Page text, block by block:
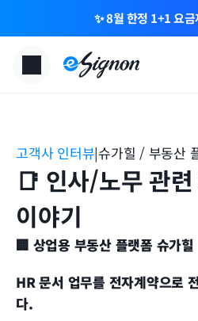
✨ 8월 한정 1+1 요금
고객사 인터뷰|슈가힐 / 부동산
📑 인사/노무 관
이야기
🏢 상업용 부동산 플랫폼 슈가힐
HR 문서 업무를 전자계약으로
다.